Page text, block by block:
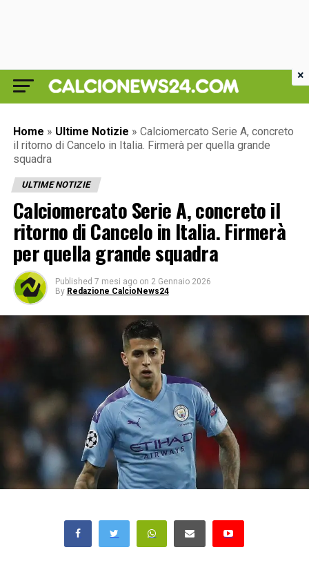
Home » Ultime Notizie » Calciomercato Serie A, concreto
il ritorno di Cancelo in Italia. Firmerà per quella grande
squadra
ULTIME NOTIZIE
Calciomercato Serie A, concreto il
ritorno di Cancelo in Italia. Firmerà
per quella grande squadra
Published 7 mesi ago on 2 Gennaio 2026
By Redazione CalcioNews24
×